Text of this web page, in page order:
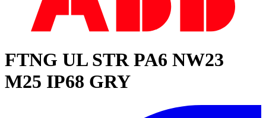
FTNG UL STR PA6 NW23
M25 IP68 GRY